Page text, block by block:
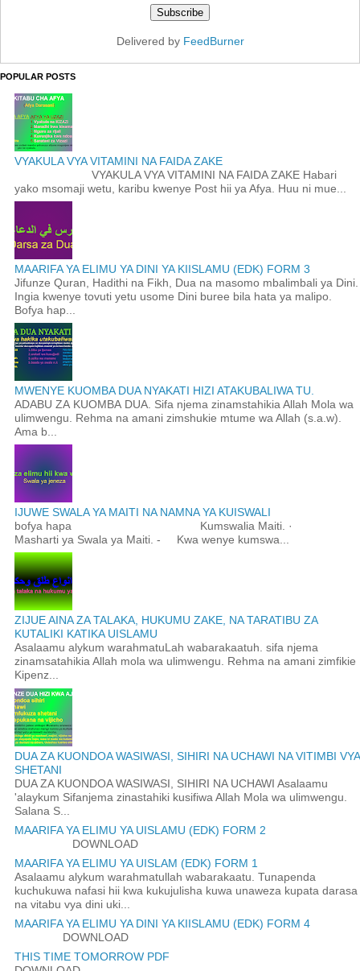
Delivered by FeedBurner
POPULAR POSTS
VYAKULA VYA VITAMINI NA FAIDA ZAKE
VYAKULA VYA VITAMINI NA FAIDA ZAKE Habari
yako msomaji wetu, karibu kwenye Post hii ya Afya. Huu ni mue...
MAARIFA YA ELIMU YA DINI YA KIISLAMU (EDK) FORM 3
Jifunze Quran, Hadithi na Fikh, Dua na masomo mbalimbali ya Dini.
Ingia kwenye tovuti yetu usome Dini buree bila hata ya malipo.
Bofya hap...
MWENYE KUOMBA DUA NYAKATI HIZI ATAKUBALIWA TU.
ADABU ZA KUOMBA DUA. Sifa njema zinamstahikia Allah Mola wa
ulimwengu. Rehma na amani zimshukie mtume wa Allah (s.a.w).
Ama b...
IJUWE SWALA YA MAITI NA NAMNA YA KUISWALI
bofya hapa Kumswalia Maiti. ·
Masharti ya Swala ya Maiti. - Kwa wenye kumswa...
ZIJUE AINA ZA TALAKA, HUKUMU ZAKE, NA TARATIBU ZA
KUTALIKI KATIKA UISLAMU
Asalaamu alykum warahmatuLah wabarakaatuh. sifa njema
zinamsatahikia Allah mola wa ulimwengu. Rehma na amani zimfikie
Kipenz...
DUA ZA KUONDOA WASIWASI, SIHIRI NA UCHAWI NA VITIMBI VYA
SHETANI
DUA ZA KUONDOA WASIWASI, SIHIRI NA UCHAWI Asalaamu
'alaykum Sifanjema zinastahiki kusifiwa Allah Mola wa ulimwengu.
Salana S...
MAARIFA YA ELIMU YA UISLAMU (EDK) FORM 2
DOWNLOAD
MAARIFA YA ELIMU YA UISLAM (EDK) FORM 1
Asalaamu alykum warahmatullah wabarakaatu. Tunapenda
kuchukuwa nafasi hii kwa kukujulisha kuwa unaweza kupata darasa
na vitabu vya dini uki...
MAARIFA YA ELIMU YA DINI YA KIISLAMU (EDK) FORM 4
DOWNLOAD
THIS TIME TOMORROW PDF